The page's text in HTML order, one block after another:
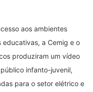
aos ambientes
a Cemig e o
produziram um vídeo
infanto-juvenil,
para o setor elétrico e